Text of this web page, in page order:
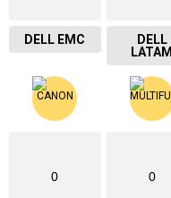
DELL EMC
DELL
LATAM
0 0